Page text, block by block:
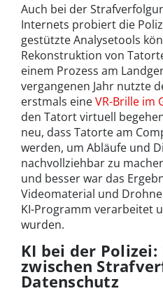
Auch bei der
Internets probiert die
gestützte Analysetools
Rekonstruktion von
einem Prozess am
vergangenen Jahr nutzte
erstmals eineVR-Brille im
den Tatort virtuell
neu, dass Tatorte am
werden, um Abläufe und
nachvollziehbar zu
und besser war das
Videomaterial und
KI-Programm verarbeitet
wurden.
KI bei der Polizei:
zwischen
Datenschutz